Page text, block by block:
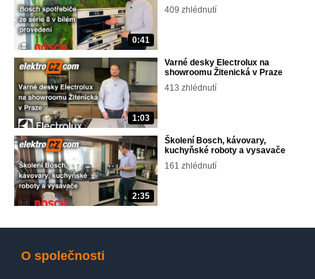
0:41
409 zhlédnutí
1:03
Varné desky Electrolux na
showroomu Žitenická v Praze
413 zhlédnutí
2:35
Školení Bosch, kávovary,
kuchyňské roboty a vysavače
161 zhlédnutí
O společnosti